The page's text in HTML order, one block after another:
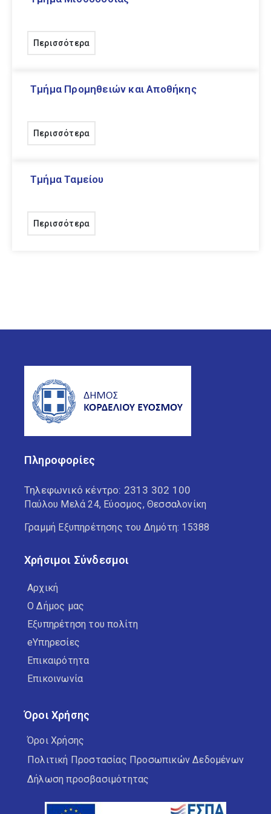
Αγωγής και Τρίτης Ηλικίας
Περισσότερα
Τμήμα Προμηθειών και Αποθήκης
Περισσότερα
Τμήμα Ταμείου
Περισσότερα
Πληροφορίες
Τηλεφωνικό κέντρο: 2313 302 100
Παύλου Μελά 24, Εύοσμος, Θεσσαλονίκη
Γραμμή Εξυπηρέτησης του Δημότη: 15388
Χρήσιμοι Σύνδεσμοι
Αρχική
Ο Δήμος μας
Εξυπηρέτηση του πολίτη
eΥπηρεσίες
Επικαιρότητα
Επικοινωνία
Όροι Χρήσης
Όροι Χρήσης
Πολιτική Προστασίας Προσωπικών Δεδομένων
Δήλωση προσβασιμότητας